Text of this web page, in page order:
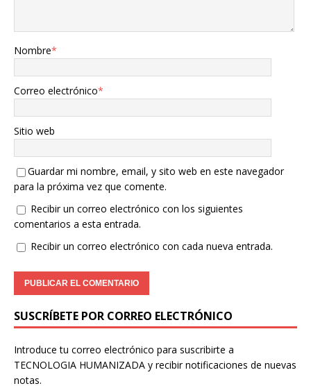
Nombre*
Correo electrónico*
Sitio web
Guardar mi nombre, email, y sito web en este navegador
para la próxima vez que comente.
Recibir un correo electrónico con los siguientes
comentarios a esta entrada.
Recibir un correo electrónico con cada nueva entrada.
SUSCRÍBETE POR CORREO ELECTRÓNICO
Introduce tu correo electrónico para suscribirte a
TECNOLOGIA HUMANIZADA y recibir notificaciones de nuevas
notas.